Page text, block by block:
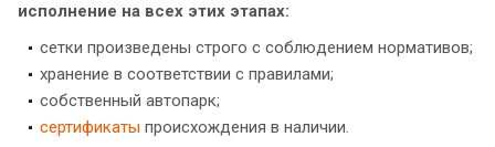
исполнение на всех этих этапах:
сетки произведены строго с соблюдением нормативов;
хранение в соответствии с правилами;
собственный автопарк;
сертификаты происхождения в наличии.